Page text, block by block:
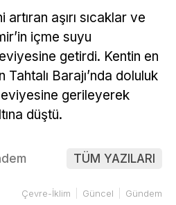
aşırı sıcaklar ve
içme suyu
getirdi. Kentin en
Barajı’nda doluluk
gerileyerek
düştü.
TÜM YAZILARI
Çevre-İklim Güncel Gündem